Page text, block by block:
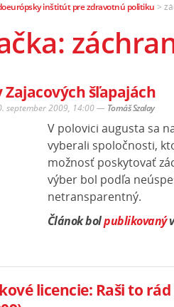
inštitút pre zdravotnú politiku >
Zajacových šľapajách
september 2009, 14:00 — Tomáš Szalay
V polovici augusta sa
vyberali spoločnosti,
možnosť poskytovať
výber bol podľa
netransparentný.
Článok bolpublikovaný
licencie: Raši to